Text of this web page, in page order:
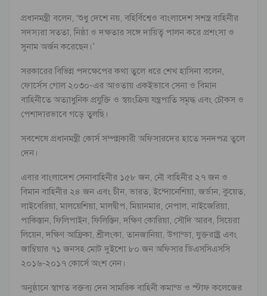
প্রধানমন্ত্রী বলেন, ‘শুধু দেশে নয়, বহির্বিশ্বেও বাংলাদেশ সশস্ত্র বাহিনীর
সদস্যরা সততা, নিষ্ঠা ও দক্ষতার সঙ্গে দায়িত্ব পালন করে প্রশংসা ও
সুনাম অর্জন করেছেন।’
সরকারের বিভিন্ন পদক্ষেপের কথা তুলে ধরে শেখ হাসিনা বলেন,
ফোর্সেস গোল ২০৩০-এর আওতায় একইভাবে সেনা ও বিমান
বাহিনীতে অত্যাধুনিক প্রযুক্তি ও স্বয়ংক্রিয় যন্ত্রপাতি সমৃদ্ধ এবং চৌকস ও
পেশাদারভাবে গড়ে তুলছি।
সবশেষে প্রধানমন্ত্রী কোর্স সম্পন্নকারী অফিসারদের হাতে সনদপত্র তুলে
দেন।
এবার বাংলাদেশ সেনাবাহিনীর ১৫৮ জন, নৌ বাহিনীর ২৭ জন ও
বিমান বাহিনীর ২৪ জন এবং চীন, ভারত, ইন্দোনেশিয়া, জর্ডান, কুয়েত,
লাইবেরিয়া, মালয়েশিয়া, মালদ্বীপ, মিয়ানমার, নেপাল, নাইজেরিয়া,
পাকিস্তান, ফিলিপাইন, ফিলিস্তিন, দক্ষিণ কোরিয়া, সৌদি আরব, সিয়েরা
লিয়েন, দক্ষিণ আফ্রিকা, শ্রীলংকা, তানজানিয়া, উগান্ডা, যুক্তরাষ্ট্র এবং
জাম্বিয়ার ৭১ জনসহ মোট দুইশো ৮০ জন অফিসার ডিএসসিএসসি
২০১৬-২০১৭ কোর্সে অংশ নেন।
অনুষ্ঠানে স্বাগত বক্তব্য দেন সামরিক বাহিনী কমান্ড ও স্টাফ কলেজের